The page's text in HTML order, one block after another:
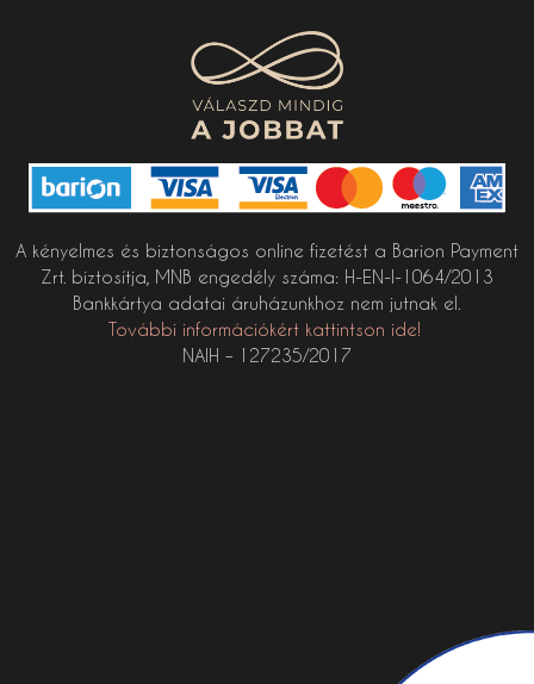
A kényelmes és biztonságos online fizetést a Barion Payment
Zrt. biztosítja, MNB engedély száma: H-EN-I-1064/2013
Bankkártya adatai áruházunkhoz nem jutnak el.
További információkért kattintson ide!
NAIH – 127235/2017